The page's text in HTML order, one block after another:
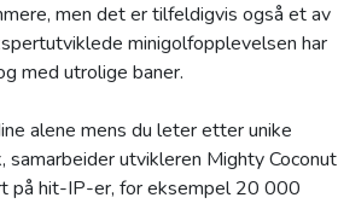
men det er tilfeldigvis også et av
minigolfopplevelsen har
med utrolige baner.
alene mens du leter etter unike
utvikleren Mighty Coconut
på hit-IP-er, for eksempel 20 000